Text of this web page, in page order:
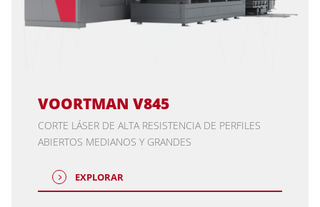
VOORTMAN V845
CORTE LÁSER DE ALTA RESISTENCIA DE PERFILES
ABIERTOS MEDIANOS Y GRANDES
EXPLORAR